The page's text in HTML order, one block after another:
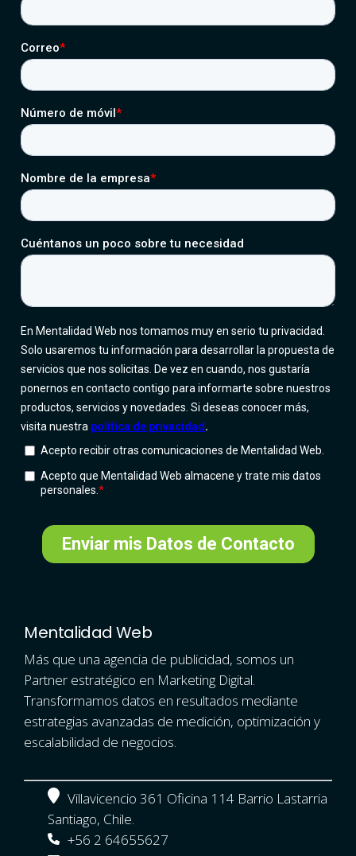
Mentalidad Web
Más que una agencia de publicidad, somos un
Partner estratégico en Marketing Digital.
Transformamos datos en resultados mediante
estrategias avanzadas de medición, optimización y
escalabilidad de negocios.
Villavicencio 361 Oficina 114 Barrio Lastarria
Santiago, Chile.
+56 2 64655627